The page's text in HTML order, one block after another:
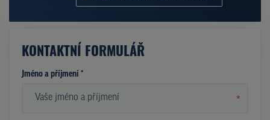
KONTAKTNÍ FORMULÁŘ
Jméno a příjmení *
*